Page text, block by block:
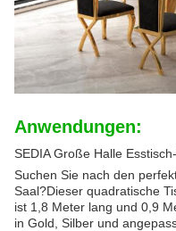
Anwendungen:
SEDIA Große Halle
Suchen Sie nach den
Saal?Dieser quadratische
ist 1,8 Meter lang und 0,9
in Gold, Silber und